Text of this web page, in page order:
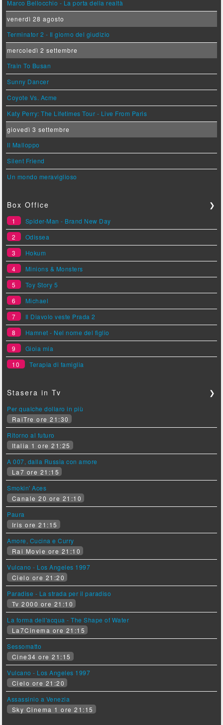
Marco Bellocchio - La porta della realtà
venerdì 28 agosto
Terminator 2 - Il giorno del giudizio
mercoledì 2 settembre
Train To Busan
Sunny Dancer
Coyote Vs. Acme
Katy Perry: The Lifetimes Tour - Live From Paris
giovedì 3 settembre
Il Malloppo
Silent Friend
Un mondo meraviglioso
Box Office ❯
1
Spider-Man - Brand New Day
2
Odissea
3
Hokum
4
Minions & Monsters
5
Toy Story 5
6
Michael
7
Il Diavolo veste Prada 2
8
Hamnet - Nel nome del figlio
9
Gioia mia
10
Terapia di famiglia
Stasera in Tv ❯
Per qualche dollaro in più
RaiTre ore 21:30
Ritorno al futuro
Italia 1 ore 21:25
A 007, dalla Russia con amore
La7 ore 21:15
Smokin' Aces
Canale 20 ore 21:10
Paura
Iris ore 21:15
Amore, Cucina e Curry
Rai Movie ore 21:10
Vulcano - Los Angeles 1997
Cielo ore 21:20
Paradise - La strada per il paradiso
Tv 2000 ore 21:10
La forma dell'acqua - The Shape of Water
La7Cinema ore 21:15
Sessomatto
Cine34 ore 21:15
Vulcano - Los Angeles 1997
Cielo ore 21:20
Assassinio a Venezia
Sky Cinema 1 ore 21:15